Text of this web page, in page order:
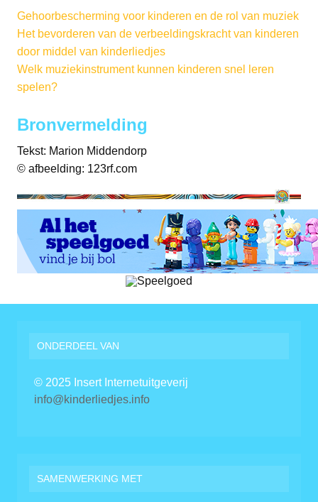
Gehoorbescherming voor kinderen en de rol van muziek
Het bevorderen van de verbeeldingskracht van kinderen
door middel van kinderliedjes
Welk muziekinstrument kunnen kinderen snel leren
spelen?
Bronvermelding
Tekst: Marion Middendorp
© afbeelding: 123rf.com
ONDERDEEL VAN
© 2025 Insert Internetuitgeverij
info@kinderliedjes.info
SAMENWERKING MET